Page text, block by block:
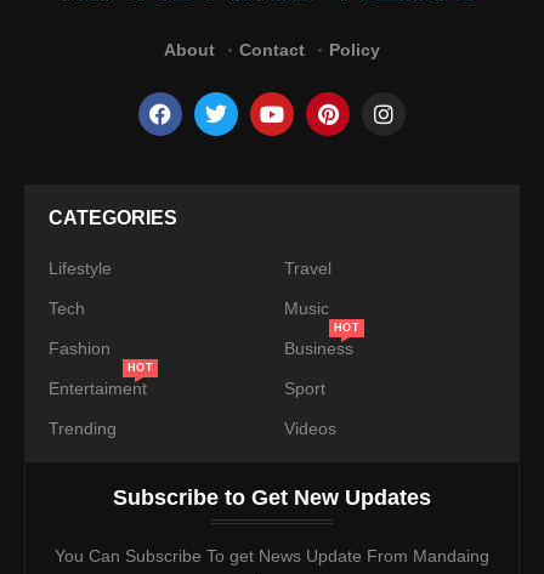
About Contact Policy
CATEGORIES
Lifestyle Travel
Tech Music
Fashion Business
HOT
Entertaiment
HOT
Sport
Trending Videos
Subscribe to Get New Updates
You Can Subscribe To get News Update From Mandaing